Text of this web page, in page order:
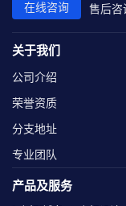
在线咨询 售后咨
关于我们
公司介绍
荣誉资质
分支地址
专业团队
产品及服务